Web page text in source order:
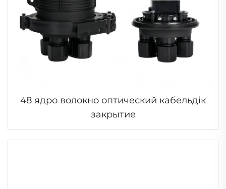
48 ядро волокно оптический кабельдік
закрытие